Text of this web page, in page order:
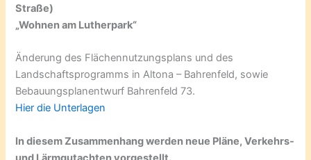
Straße)
„Wohnen am Lutherpark“
Änderung des Flächennutzungsplans und des
Landschaftsprogramms in Altona – Bahrenfeld, sowie
Bebauungsplanentwurf Bahrenfeld 73.
Hier die Unterlagen
In diesem Zusammenhang werden neue Pläne, Verkehrs-